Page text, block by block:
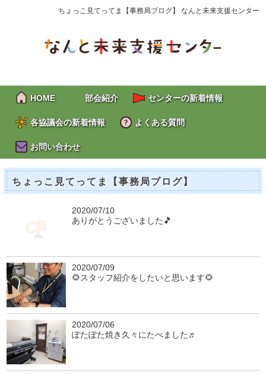
ちょっこ見てってま【事務局ブログ】 なんと未来支援センター
HOME 部会紹介 センターの新着情報
各協議会の新着情報 よくある質問
お問い合わせ
ちょっこ見てってま【事務局ブログ】
2020/07/10
ありがとうございました🎵
2020/07/09
🌻スタッフ紹介をしたいと思います🌻
2020/07/06
ぽたぽた焼き久々にたべました♬